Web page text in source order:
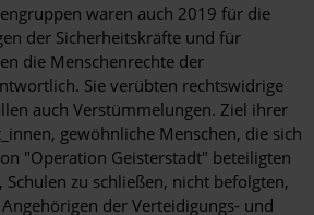
waren auch 2019 für die
der Sicherheitskräfte und für
die Menschenrechte der
Sie verübten rechtswidrige
auch Verstümmelungen. Ziel ihrer
gewöhnliche Menschen, die sich
"Operation Geisterstadt" beteiligten
zu schließen, nicht befolgten,
der Verteidigungs- und